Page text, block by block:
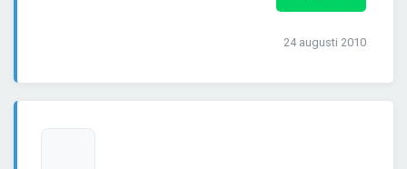
24 augusti 2010